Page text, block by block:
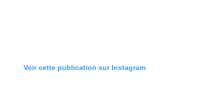
Voir cette publication sur Instagram